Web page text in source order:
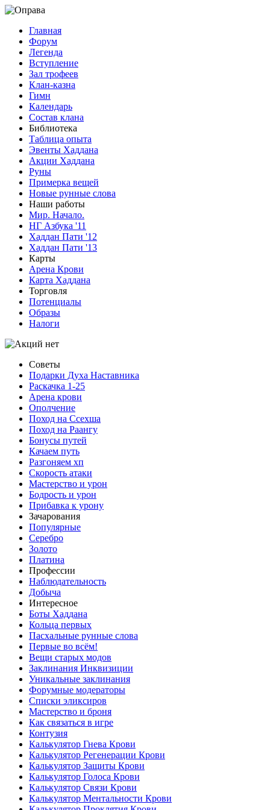
Главная
Форум
Легенда
Вступление
Зал трофеев
Клан-казна
Гимн
Календарь
Состав клана
Библиотека
Таблица опыта
Эвенты Хаддана
Акции Хаддана
Руны
Примерка вещей
Новые рунные слова
Наши работы
Мир. Начало.
НГ Азбука '11
Хаддан Пати '12
Хаддан Пати '13
Карты
Арена Крови
Карта Хаддана
Торговля
Потенциалы
Образы
Налоги
Советы
Подарки Духа Наставника
Раскачка 1-25
Арена крови
Ополчение
Поход на Ссехша
Поход на Раангу
Бонусы путей
Качаем путь
Разгоняем хп
Скорость атаки
Мастерство и урон
Бодрость и урон
Прибавка к урону
Зачарования
Популярные
Серебро
Золото
Платина
Профессии
Наблюдательность
Добыча
Интересное
Боты Хаддана
Кольца первых
Пасхальные рунные слова
Первые во всём!
Вещи старых модов
Заклинания Инквизиции
Уникальные заклинания
Форумные модераторы
Списки эликсиров
Мастерство и броня
Как связаться в игре
Контузия
Калькулятор Гнева Крови
Калькулятор Регенерации Крови
Калькулятор Защиты Крови
Калькулятор Голоса Крови
Калькулятор Связи Крови
Калькулятор Ментальности Крови